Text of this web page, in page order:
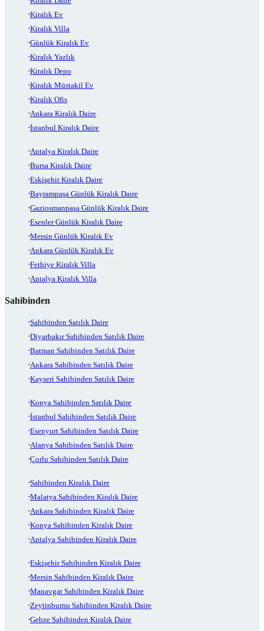
Kiralık Ev
Kiralık Villa
Günlük Kiralık Ev
Kiralık Yazlık
Kiralık Depo
Kiralık Müstakil Ev
Kiralık Ofis
Ankara Kiralık Daire
İstanbul Kiralık Daire
Antalya Kiralık Daire
Bursa Kiralık Daire
Eskişehir Kiralık Daire
Bayrampaşa Günlük Kiralık Daire
Gaziosmanpaşa Günlük Kiralık Daire
Esenler Günlük Kiralık Daire
Mersin Günlük Kiralık Ev
Ankara Günlük Kiralık Ev
Fethiye Kiralık Villa
Antalya Kiralık Villa
Sahibinden
Sahibinden Satılık Daire
Diyarbakır Sahibinden Satılık Daire
Batman Sahibinden Satılık Daire
Ankara Sahibinden Satılık Daire
Kayseri Sahibinden Satılık Daire
Konya Sahibinden Satılık Daire
İstanbul Sahibinden Satılık Daire
Esenyurt Sahibinden Satılık Daire
Alanya Sahibinden Satılık Daire
Çorlu Sahibinden Satılık Daire
Sahibinden Kiralık Daire
Malatya Sahibinden Kiralık Daire
Ankara Sahibinden Kiralık Daire
Konya Sahibinden Kiralık Daire
Antalya Sahibinden Kiralık Daire
Eskişehir Sahibinden Kiralık Daire
Mersin Sahibinden Kiralık Daire
Manavgat Sahibinden Kiralık Daire
Zeytinburnu Sahibinden Kiralık Daire
Gebze Sahibinden Kiralık Daire